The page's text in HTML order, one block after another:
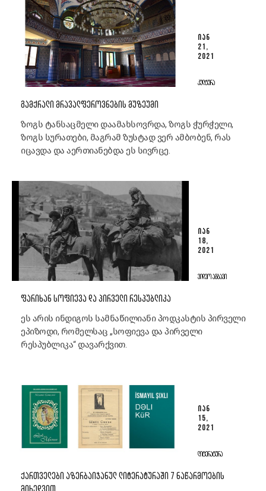
ᲘᲐᲜ
21,
2021
ᲙᲣᲚᲢᲣᲠᲐ
ᲒᲐᲛᲥᲠᲐᲚᲘ ᲛᲠᲐᲕᲐᲚᲤᲔᲠᲝᲕᲜᲔᲑᲘᲡ ᲛᲣᲖᲔᲣᲛᲘ
ზოგს ტანსაცმელი დაამახსოვრდა, ზოგს ჭურჭელი,
ზოგს სურათები, მაგრამ ზუსტად ვერ ამბობენ, რას
იცავდა და აერთიანებდა ეს სივრცე.
ᲘᲐᲜ
18,
2021
ᲕᲘᲓᲔᲝ ᲐᲛᲑᲐᲕᲘ
ᲤᲐᲠᲘᲮᲐᲜ ᲡᲝᲤᲘᲔᲕᲐ ᲓᲐ ᲞᲘᲠᲕᲔᲚᲘ ᲠᲔᲡᲞᲣᲑᲚᲘᲙᲐ
ეს არის ინდიგოს სამნაწილიანი პოდკასტის პირველი
ეპიზოდი, რომელსაც „სოფიევა და პირველი
რესპუბლიკა“ დავარქვით.
ᲘᲐᲜ
15,
2021
ᲚᲘᲢᲔᲠᲐᲢᲣᲠᲐ
ᲥᲐᲠᲗᲕᲔᲚᲔᲑᲘ ᲐᲖᲔᲠᲑᲐᲘᲯᲐᲜᲣᲚ ᲚᲘᲢᲔᲠᲐᲢᲣᲠᲐᲨᲘ 7 ᲜᲐᲬᲐᲠᲛᲝᲔᲑᲘᲡ